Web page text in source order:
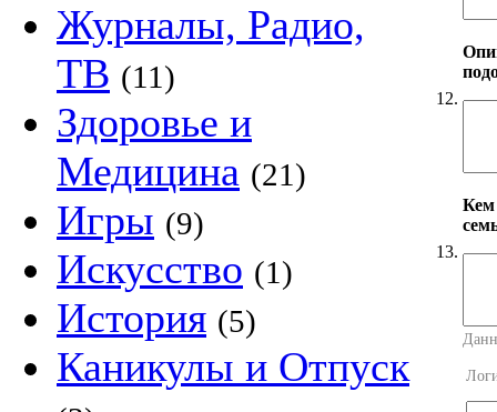
Журналы, Радио,
ТВ (11)
Здоровье и
Медицина (21)
Игры (9)
Искусство (1)
История (5)
Каникулы и Отпуск
12.
13.
Кем